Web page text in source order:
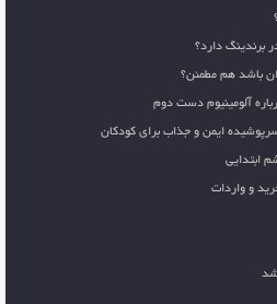
برندینگ دارد؟
باشد هم مطمئن؟
آلومینیوم دست دوم
ایمن و جذاب برای کودکان
ابتدایی
و واردات
شد